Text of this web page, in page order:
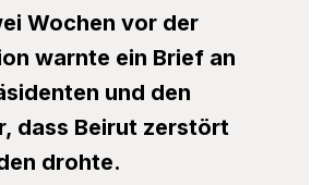
Wochen vor der
warnte ein Brief an
und den
dass Beirut zerstört
drohte.